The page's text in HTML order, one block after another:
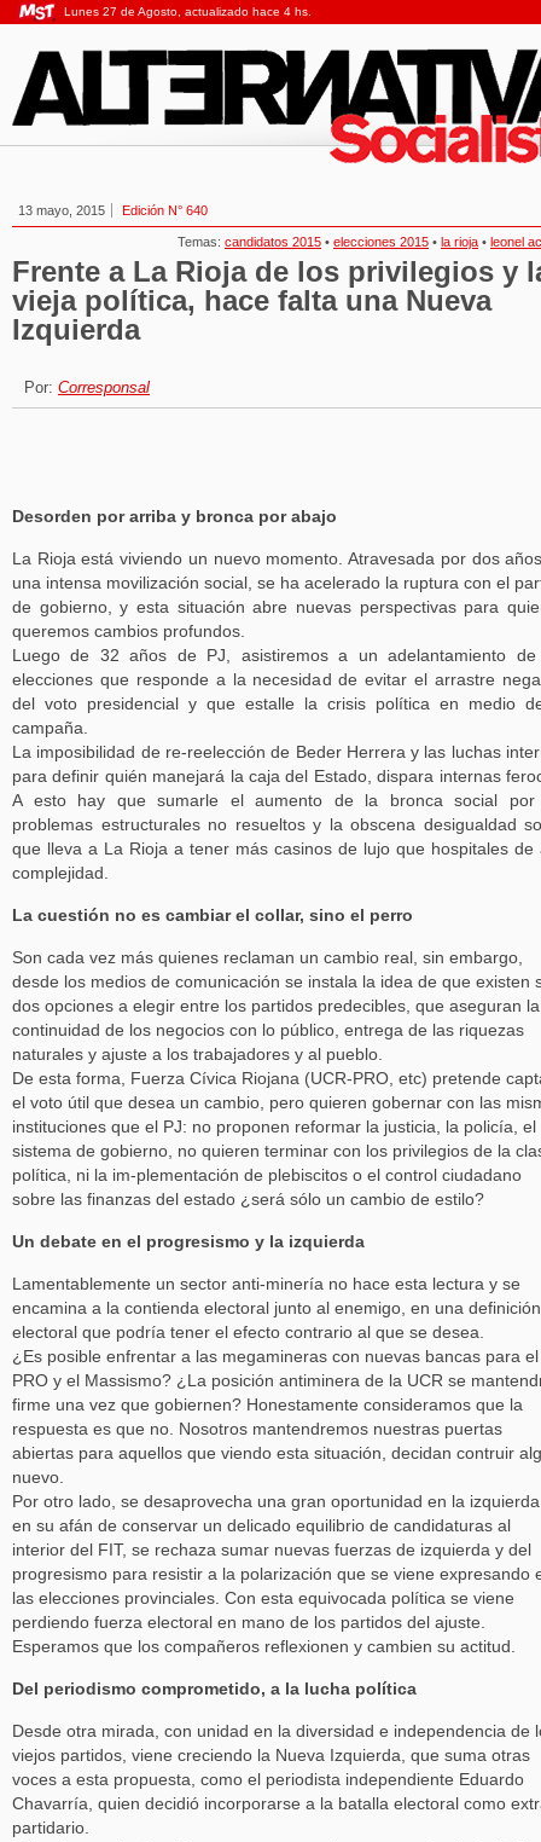
Lunes 27 de Agosto, actualizado hace 4 hs.
13 mayo, 2015 Edición N° 640
Temas: candidatos 2015 • elecciones 2015 • la rioja • leonel
Frente a La Rioja de los privilegios y
vieja política, hace falta una Nueva
Izquierda
Por: Corresponsal
Desorden por arriba y bronca por abajo
La Rioja está viviendo un nuevo momento. Atravesada por dos
una intensa movilización social, se ha acelerado la ruptura con el
de gobierno, y esta situación abre nuevas perspectivas para
queremos cambios profundos.
Luego de 32 años de PJ, asistiremos a un adelantamiento de
elecciones que responde a la necesidad de evitar el arrastre
del voto presidencial y que estalle la crisis política en medio
campaña.
La imposibilidad de re-reelección de Beder Herrera y las luchas
para definir quién manejará la caja del Estado, dispara internas
A esto hay que sumarle el aumento de la bronca social por
problemas estructurales no resueltos y la obscena desigualdad
que lleva a La Rioja a tener más casinos de lujo que hospitales de
complejidad.
La cuestión no es cambiar el collar, sino el perro
Son cada vez más quienes reclaman un cambio real, sin embargo,
desde los medios de comunicación se instala la idea de que existen
dos opciones a elegir entre los partidos predecibles, que aseguran la
continuidad de los negocios con lo público, entrega de las riquezas
naturales y ajuste a los trabajadores y al pueblo.
De esta forma, Fuerza Cívica Riojana (UCR-PRO, etc) pretende
el voto útil que desea un cambio, pero quieren gobernar con las
instituciones que el PJ: no proponen reformar la justicia, la policía, el
sistema de gobierno, no quieren terminar con los privilegios de la
política, ni la im-plementación de plebiscitos o el control ciudadano
sobre las finanzas del estado ¿será sólo un cambio de estilo?
Un debate en el progresismo y la izquierda
Lamentablemente un sector anti-minería no hace esta lectura y se
encamina a la contienda electoral junto al enemigo, en una definición
electoral que podría tener el efecto contrario al que se desea.
¿Es posible enfrentar a las megamineras con nuevas bancas para el
PRO y el Massismo? ¿La posición antiminera de la UCR se
firme una vez que gobiernen? Honestamente consideramos que la
respuesta es que no. Nosotros mantendremos nuestras puertas
abiertas para aquellos que viendo esta situación, decidan contruir
nuevo.
Por otro lado, se desaprovecha una gran oportunidad en la
en su afán de conservar un delicado equilibrio de candidaturas al
interior del FIT, se rechaza sumar nuevas fuerzas de izquierda y del
progresismo para resistir a la polarización que se viene expresando
las elecciones provinciales. Con esta equivocada política se viene
perdiendo fuerza electoral en mano de los partidos del ajuste.
Esperamos que los compañeros reflexionen y cambien su actitud.
Del periodismo comprometido, a la lucha política
Desde otra mirada, con unidad en la diversidad e independencia de
viejos partidos, viene creciendo la Nueva Izquierda, que suma otras
voces a esta propuesta, como el periodista independiente Eduardo
Chavarría, quien decidió incorporarse a la batalla electoral como
partidario.